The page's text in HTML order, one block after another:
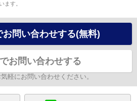
ます。
お問い合わせする(無料)
お問い合わせする
軽にお問い合わせください。